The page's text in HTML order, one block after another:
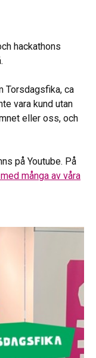
hackathons
Torsdagsfika, ca
vara kund utan
eller oss, och
på Youtube. På
många av våra